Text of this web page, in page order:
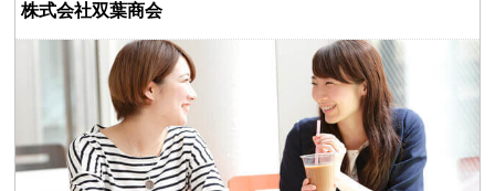
株式会社双葉商会